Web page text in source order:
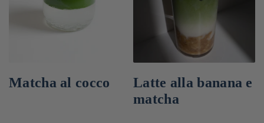
Matcha al cocco
Latte alla banana e
matcha